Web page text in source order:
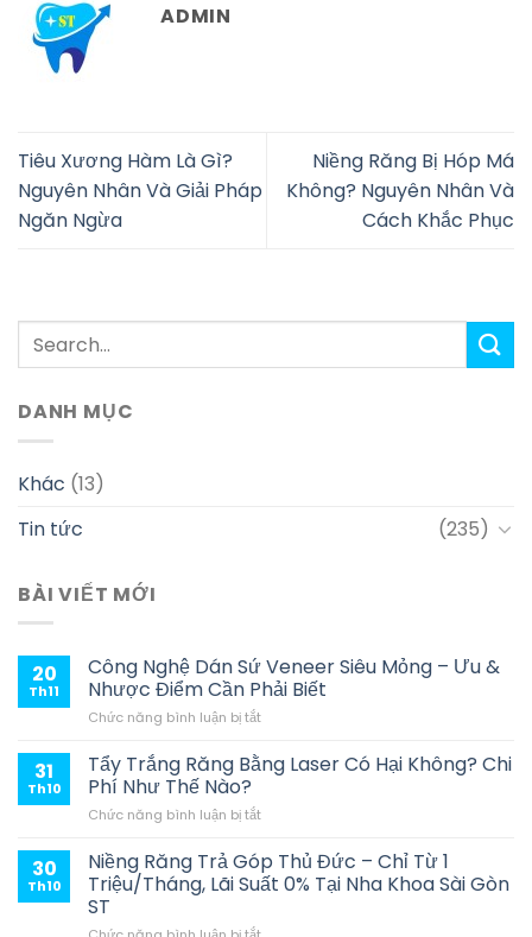
ADMIN
Tiêu Xương Hàm Là Gì?
Nguyên Nhân Và Giải Pháp
Ngăn Ngừa
Niềng Răng Bị Hóp Má
Không? Nguyên Nhân Và
Cách Khắc Phục
DANH MỤC
Khác (13)
Tin tức
(235)
BÀI VIẾT MỚI
20
Th11
Công Nghệ Dán Sứ Veneer Siêu Mỏng – Ưu &
Nhược Điểm Cần Phải Biết
Chức năng bình luận bị tắtở
Nghệ
Dán
Veneer
Mỏng
–
31
Th10
Tẩy Trắng Răng Bằng Laser Có Hại Không? Chi
Phí Như Thế Nào?
Chức năng bình luận bị tắtở
Trắng
Răng
Bằng
30
Th10
Niềng Răng Trả Góp Thủ Đức – Chỉ Từ 1
Triệu/Tháng, Lãi Suất 0% Tại Nha Khoa Sài Gòn
ST